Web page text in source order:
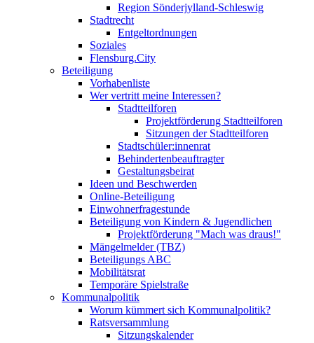
Region Sönderjylland-Schleswig
Stadtrecht
Entgeltordnungen
Soziales
Flensburg.City
Beteiligung
Vorhabenliste
Wer vertritt meine Interessen?
Stadtteilforen
Projektförderung Stadtteilforen
Sitzungen der Stadtteilforen
Stadtschüler:innenrat
Behindertenbeauftragter
Gestaltungsbeirat
Ideen und Beschwerden
Online-Beteiligung
Einwohnerfragestunde
Beteiligung von Kindern & Jugendlichen
Projektförderung "Mach was draus!"
Mängelmelder (TBZ)
Beteiligungs ABC
Mobilitätsrat
Temporäre Spielstraße
Kommunalpolitik
Worum kümmert sich Kommunalpolitik?
Ratsversammlung
Sitzungskalender